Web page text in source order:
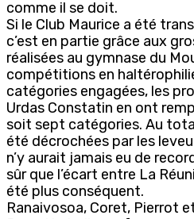
comme il se doit.
Si le Club Maurice a été
c’est en partie grâce aux
réalisées au gymnase du
compétitions en
catégories engagées, les
Urdas Constatin en ont
soit sept catégories. Au
été décrochées par les
n’y aurait jamais eu de
sûr que l’écart entre La
été plus conséquent.
Ranaivosoa, Coret, Pierrot